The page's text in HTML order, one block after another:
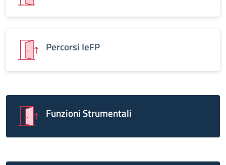
Percorsi IeFP
Funzioni Strumentali